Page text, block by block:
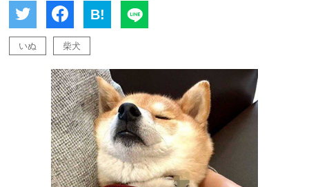
B!
いぬ 柴犬